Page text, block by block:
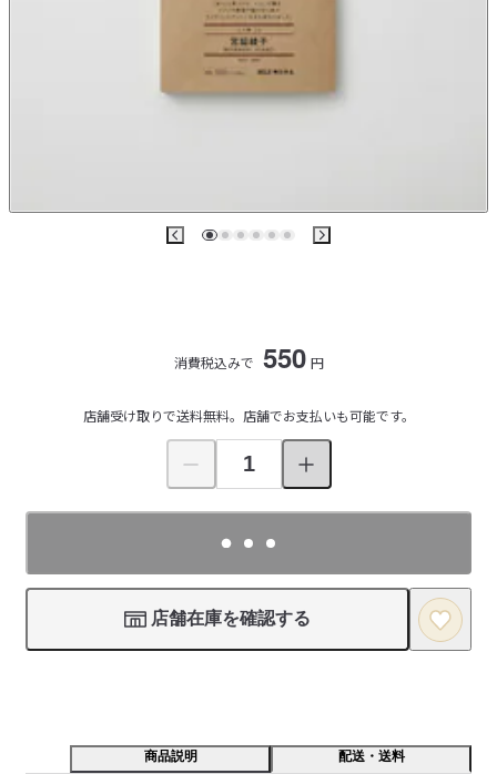
消費税込みで 550 円
店舗受け取りで送料無料。店舗でお支払いも可能です。
店舗在庫を確認する
商品説明 配送・送料